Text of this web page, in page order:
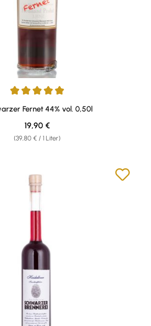
Bewertung von 5 von 5 Sternen
Fernet 44% vol. 0,50l
(39,80 € / 1 Liter)
Regulärer Preis:
19,90 €